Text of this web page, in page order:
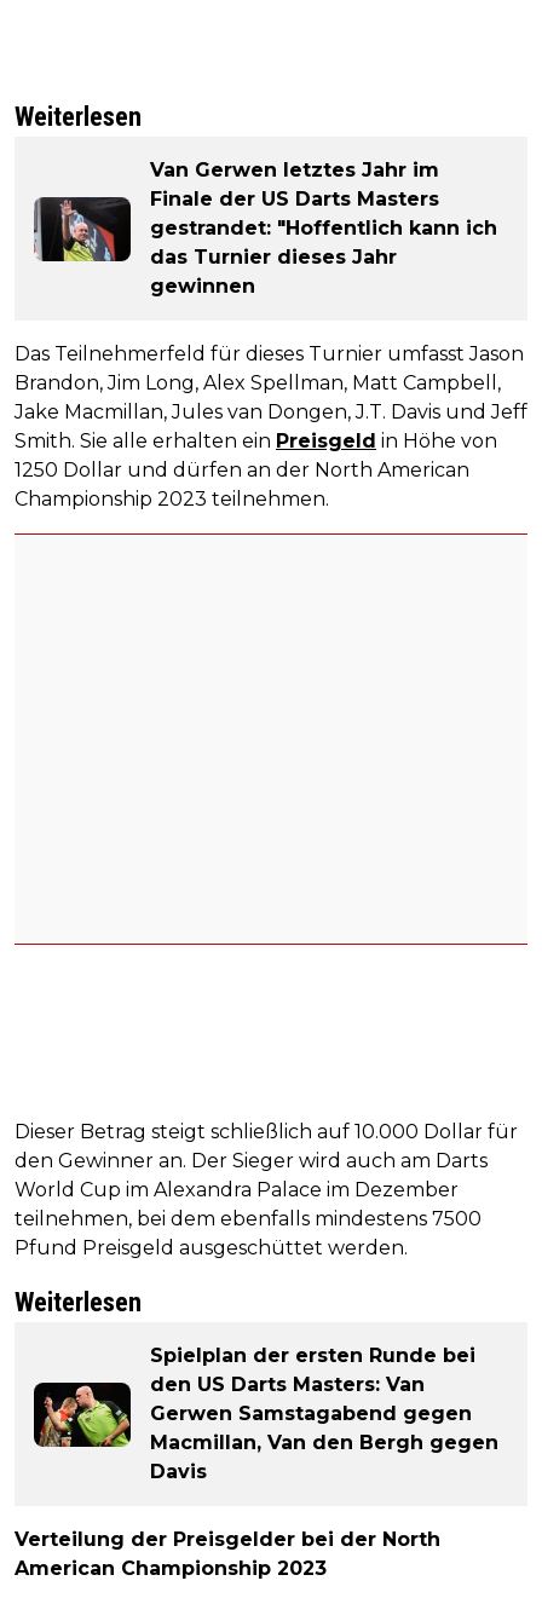
Weiterlesen
Van Gerwen letztes Jahr im
Finale der US Darts Masters
gestrandet: "Hoffentlich kann ich
das Turnier dieses Jahr
gewinnen
Das Teilnehmerfeld für dieses Turnier umfasst Jason
Brandon, Jim Long, Alex Spellman, Matt Campbell,
Jake Macmillan, Jules van Dongen, J.T. Davis und Jeff
Smith. Sie alle erhalten ein Preisgeld in Höhe von
1250 Dollar und dürfen an der North American
Championship 2023 teilnehmen.
Dieser Betrag steigt schließlich auf 10.000 Dollar für
den Gewinner an. Der Sieger wird auch am Darts
World Cup im Alexandra Palace im Dezember
teilnehmen, bei dem ebenfalls mindestens 7500
Pfund Preisgeld ausgeschüttet werden.
Weiterlesen
Spielplan der ersten Runde bei
den US Darts Masters: Van
Gerwen Samstagabend gegen
Macmillan, Van den Bergh gegen
Davis
Verteilung der Preisgelder bei der North
American Championship 2023